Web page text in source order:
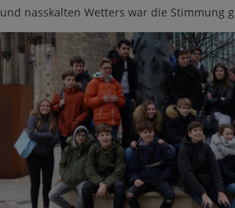
und nasskalten Wetters war die Stimmung